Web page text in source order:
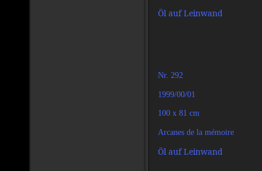
Öl auf Leinwand
Nr. 292
1999/00/01
100 x 81 cm
Arcanes de la mémoire
Öl auf Leinwand